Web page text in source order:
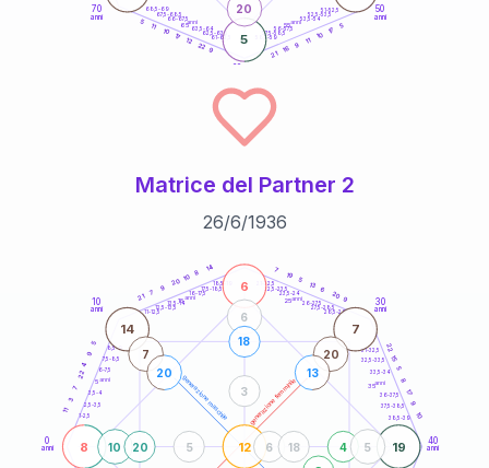
50
anni
60
70
anni
51-52,5
52,5-53,5
53,5-54
56-57,5
57,5-58,5
58,5-59
61-62,5
62,5-63,5
63,5-64
66-67,5
67,5-68,5
68,5-69
5
17
10
11
9
16
21
9
22
12
17
10
11
5
5
20
55anni
65anni
Matrice del Partner 2
26/6/1936
generazione maschile generazione femminile
0
anni
10
anni
30
anni
40
anni
1-2,5
2,5-3,5
3,5-4
6-7,5
7,5-8,5
8,5-9
11-12,5
12,5-13,5
13,5-14
16-17,5
17,5-18,5
18,5-19 21-22,5
22,5-23,5
23,5-24
26-27,5
27,5-28,5
28,5-29
31-32,5
32,5-33,5
33,5-34
36-37,5
37,5-38,5
38,5-39
11
3
7
22
4
9
5
21
7
9
20
10
8
14 7
19 5
13
6
20
9
22
15
5
8
17
9
10
8
6
19
12
14 7
4
10
6
5
20
18
6 18
5
3
7
20
20
13
5anni
15 anni 25anni
35anni